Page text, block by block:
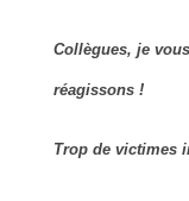
Collègues, je
réagissons !
Trop de victimes